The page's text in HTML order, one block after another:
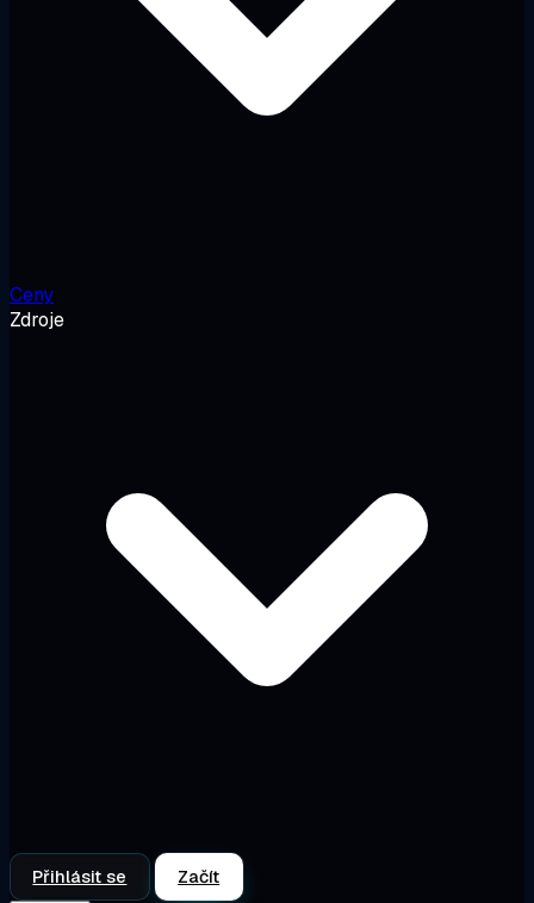
Ceny
Zdroje
Přihlásit se Začít